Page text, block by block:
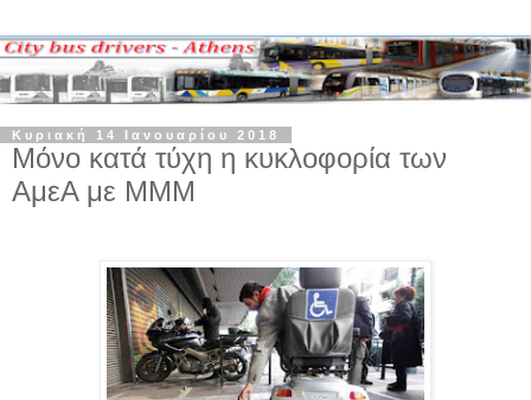
Κυριακή 14 Ιανουαρίου 2018
Μόνο κατά τύχη η κυκλοφορία των
ΑμεΑ με ΜΜΜ